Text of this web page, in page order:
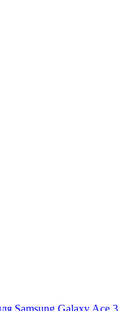
Samsung Galaxy Ace 3